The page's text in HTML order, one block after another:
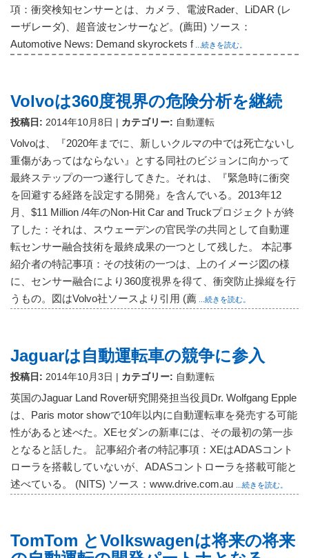
項：衝突検知センサーとは、カメラ、電波Rader、LiDAR (レ
ーザレーダ)、超音波センサーなど。(薦田) ソース：
Automotive News: Demand skyrockets f...続きを読む。
Volvoは360度視界の危険分析を継続
投稿日: 2014年10月8日 | カテゴリー: 自動運転
Volvoは、『2020年までに、新しいクルマの中では死亡ないし
重傷があってはならない』とする同社のビジョンに向かって
最終ステップの一つ遂行してきた。それは、『緊急時に衝突
を回避する経路を設定する開発』を含んでいる。2013年12
月、$11 Million /4年のNon-Hit Car and Truckプロジェクトが終
了した：それは、スウェーデンの官民学の共同として自動運
転センサー融合技術を最終成果の一つとして残した。 本記事
紹介者の特記事項：その技術の一つは、上のイメージ図の様
に、センサー融合により360度視界を得て、衝突防止操縦を行
うもの。図はVolvo社ソースより引用 (薦 ...続きを読む。
Jaguarは自動運転車の競争に参入
投稿日: 2014年10月3日 | カテゴリー: 自動運転
英国のJaguar Land Rover研究開発担当役員Dr. Wolfgang Epple
は、Paris motor showで10年以内に自動運転車を発売する可能
性があると述べた。XEセダンの新車には、その最初の第一歩
となると話した。 記事紹介者の特記事項：XEはADASコント
ローラを搭載していないが、ADASコントローラを搭載可能と
述べている。 (NITS) ソース：www.drive.com.au
...続きを読む。
TomTom とVolkswagenは将来の将来